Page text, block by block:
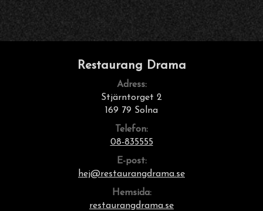
Restaurang Drama
Adress:
Stjärntorget 2
169 79 Solna
Telefon:
08-835555
E-post:
hej@restaurangdrama.se
Hemsida:
restaurangdrama.se